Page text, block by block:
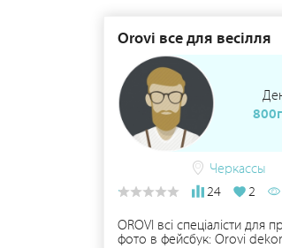
Orovi все для весілля
Черкассы
24
2
OROVI всі спеціалісти
фото в фейсбук: Orovi dekor